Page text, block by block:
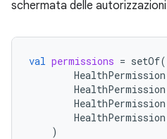
schermata delle
val permissions = setOf(
HealthPermission
HealthPermission
HealthPermission
HealthPermission
)